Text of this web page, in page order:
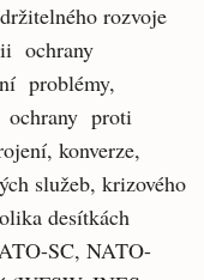
rozvoje
ochrany
problémy,
proti
konverze,
služeb, krizového
desítkách
SC, NATO-